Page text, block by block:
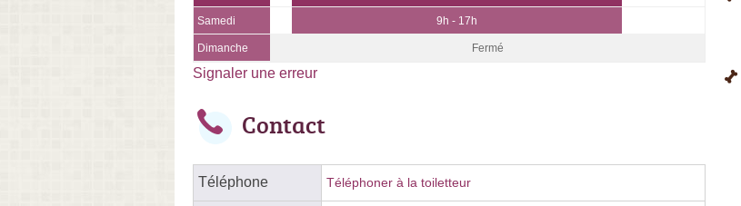
Samedi 9h - 17h
Dimanche Fermé
Signaler une erreur
Contact
Téléphone Téléphoner à la toiletteur